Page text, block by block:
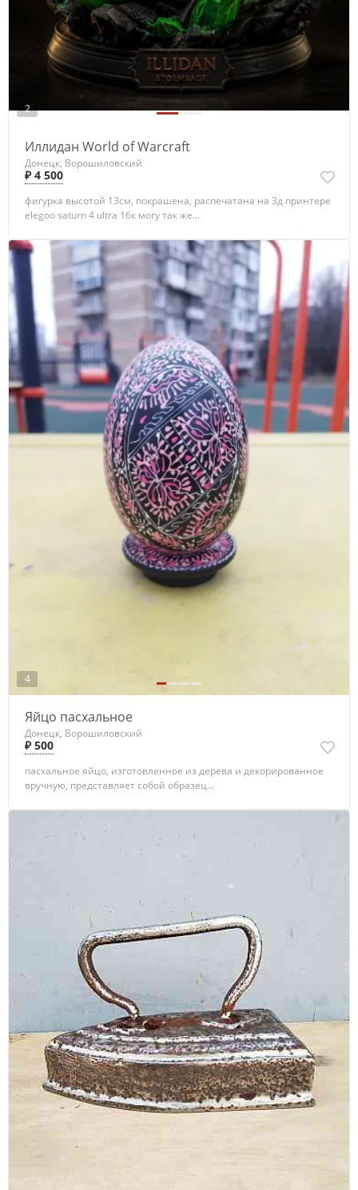
2
Иллидан World of Warcraft
Донецк, Ворошиловский
₽ 4 500
фигурка высотой 13см, покрашена, распечатана на 3д принтере
elegoo saturn 4 ultra 16к могу так же...
4
Яйцо пасхальное
Донецк, Ворошиловский
₽ 500
пасхальное яйцо, изготовленное из дерева и декорированное
вручную, представляет собой образец...